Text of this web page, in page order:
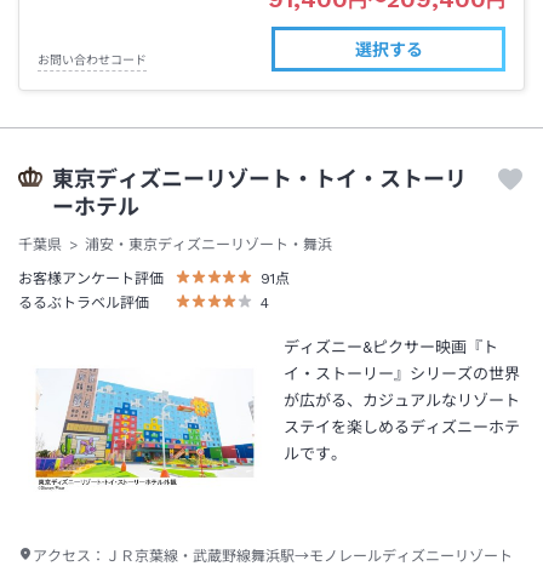
お問い合わせコード
選択する
東京ディズニーリゾート・トイ・ストーリ
ーホテル
千葉県
浦安・東京ディズニーリゾート・舞浜
お客様アンケート評価
91点
るるぶトラベル評価
4
ディズニー&ピクサー映画『ト
イ・ストーリー』シリーズの世界
が広がる、カジュアルなリゾート
ステイを楽しめるディズニーホテ
ルです。
アクセス： ＪＲ京葉線・武蔵野線舞浜駅→モノレールディズニーリゾート